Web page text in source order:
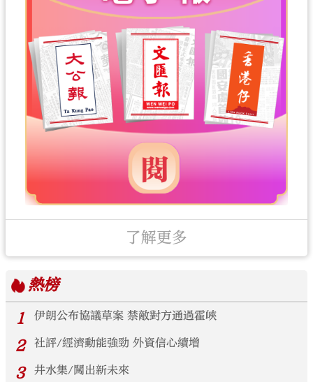
了解更多
熱榜
1
伊朗公布協議草案 禁敵對方通過霍峽
2 社評/經濟動能強勁 外資信心續增
3 井水集/闖出新未來